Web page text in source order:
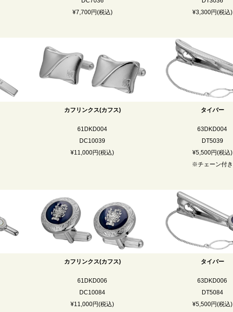
¥7,700円(税込)
¥3,300円(税込)
カフリンクス(カフス)
61DKD004
DC10039
¥11,000円(税込)
タイバー
63DKD004
DT5039
¥5,500円(税込)
※チェーン付き
カフリンクス(カフス)
61DKD006
DC10084
¥11,000円(税込)
タイバー
63DKD006
DT5084
¥5,500円(税込)